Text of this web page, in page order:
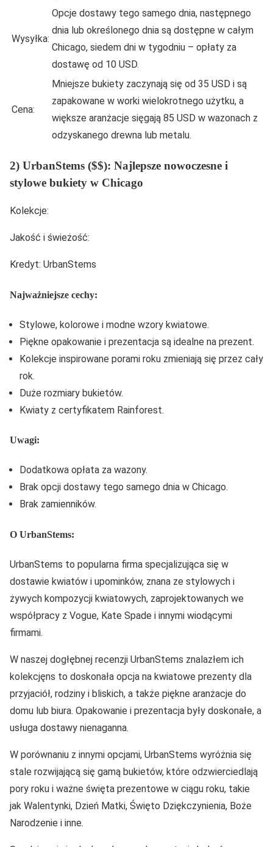
Wysyłka:
Opcje dostawy tego samego dnia, następnego
dnia lub określonego dnia są dostępne w całym
Chicago, siedem dni w tygodniu – opłaty za
dostawę od 10 USD.
Cena:
Mniejsze bukiety zaczynają się od 35 USD i są
zapakowane w worki wielokrotnego użytku, a
większe aranżacje sięgają 85 USD w wazonach z
odzyskanego drewna lub metalu.
2) UrbanStems ($$): Najlepsze nowoczesne i
stylowe bukiety w Chicago
Kolekcje:
Jakość i świeżość:
Kredyt: UrbanStems
Najważniejsze cechy:
Stylowe, kolorowe i modne wzory kwiatowe.
Piękne opakowanie i prezentacja są idealne na prezent.
Kolekcje inspirowane porami roku zmieniają się przez cały
rok.
Duże rozmiary bukietów.
Kwiaty z certyfikatem Rainforest.
Uwagi:
Dodatkowa opłata za wazony.
Brak opcji dostawy tego samego dnia w Chicago.
Brak zamienników.
O UrbanStems:
UrbanStems to popularna firma specjalizująca się w
dostawie kwiatów i upominków, znana ze stylowych i
żywych kompozycji kwiatowych, zaprojektowanych we
współpracy z Vogue, Kate Spade i innymi wiodącymi
firmami.
W naszej dogłębnej recenzji UrbanStems znalazłem ich
kolekcjęns to doskonała opcja na kwiatowe prezenty dla
przyjaciół, rodziny i bliskich, a także piękne aranżacje do
domu lub biura. Opakowanie i prezentacja były doskonałe, a
usługa dostawy nienaganna.
W porównaniu z innymi opcjami, UrbanStems wyróżnia się
stale rozwijającą się gamą bukietów, które odzwierciedlają
pory roku i ważne święta prezentowe w ciągu roku, takie
jak Walentynki, Dzień Matki, Święto Dziękczynienia, Boże
Narodzenie i inne.